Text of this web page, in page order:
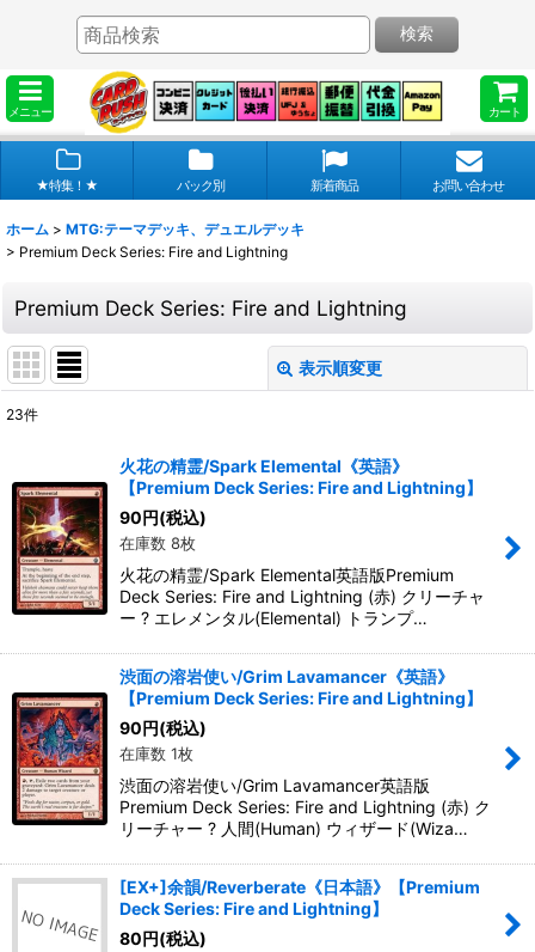
メニュー カート
検索
★特集！★ パック別 新着商品 お問い合わせ
ホーム > MTG:テーマデッキ、デュエルデッキ
> Premium Deck Series: Fire and Lightning
Premium Deck Series: Fire and Lightning
表示順変更
在庫あり
並び順:
絞り込む
23件
火花の精霊/Spark Elemental《英語》
【Premium Deck Series: Fire and Lightning】
90円(税込)
在庫数 8枚
火花の精霊/Spark Elemental英語版Premium
Deck Series: Fire and Lightning (赤) クリーチャ
ー ? エレメンタル(Elemental) トランプ…
渋面の溶岩使い/Grim Lavamancer《英語》
【Premium Deck Series: Fire and Lightning】
90円(税込)
在庫数 1枚
渋面の溶岩使い/Grim Lavamancer英語版
Premium Deck Series: Fire and Lightning (赤) ク
リーチャー ? 人間(Human) ウィザード(Wiza…
[EX+]余韻/Reverberate《日本語》【Premium
Deck Series: Fire and Lightning】
80円(税込)